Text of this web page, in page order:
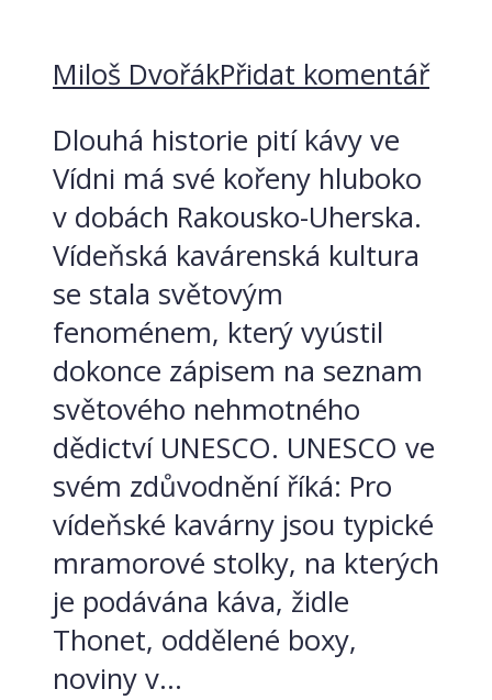
Miloš DvořákPřidat komentář
Dlouhá historie pití kávy ve
Vídni má své kořeny hluboko
v dobách Rakousko-Uherska.
Vídeňská kavárenská kultura
se stala světovým
fenoménem, který vyústil
dokonce zápisem na seznam
světového nehmotného
dědictví UNESCO. UNESCO ve
svém zdůvodnění říká: Pro
vídeňské kavárny jsou typické
mramorové stolky, na kterých
je podávána káva, židle
Thonet, oddělené boxy,
noviny v...